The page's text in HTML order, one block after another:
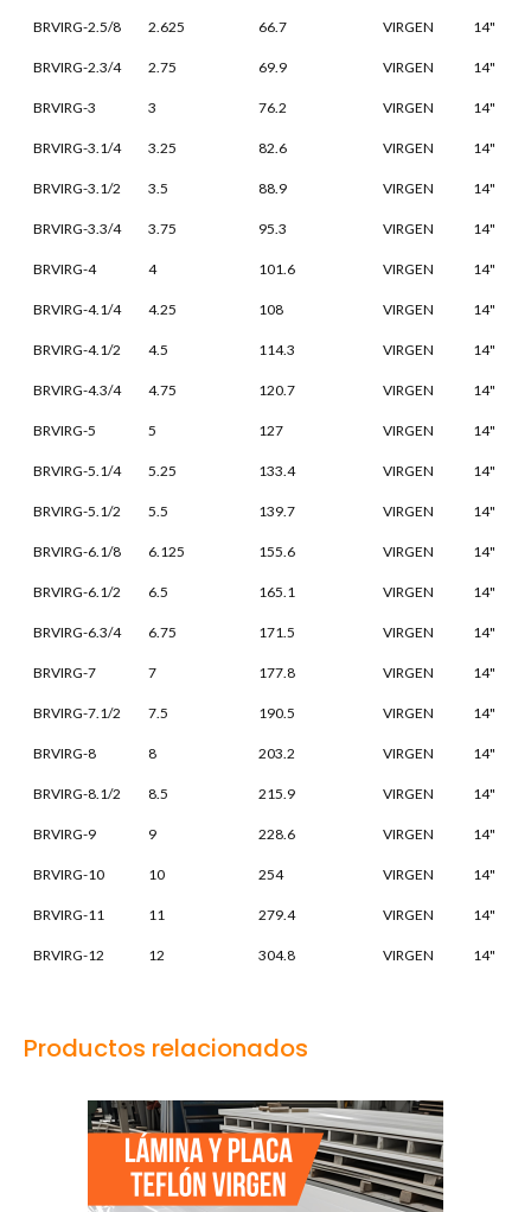
BRVIRG-2.5/8 2.625 66.7 VIRGEN 14"
BRVIRG-2.3/4 2.75 69.9 VIRGEN 14"
BRVIRG-3 3 76.2 VIRGEN 14"
BRVIRG-3.1/4 3.25 82.6 VIRGEN 14"
BRVIRG-3.1/2 3.5 88.9 VIRGEN 14"
BRVIRG-3.3/4 3.75 95.3 VIRGEN 14"
BRVIRG-4 4 101.6 VIRGEN 14"
BRVIRG-4.1/4 4.25 108 VIRGEN 14"
BRVIRG-4.1/2 4.5 114.3 VIRGEN 14"
BRVIRG-4.3/4 4.75 120.7 VIRGEN 14"
BRVIRG-5 5 127 VIRGEN 14"
BRVIRG-5.1/4 5.25 133.4 VIRGEN 14"
BRVIRG-5.1/2 5.5 139.7 VIRGEN 14"
BRVIRG-6.1/8 6.125 155.6 VIRGEN 14"
BRVIRG-6.1/2 6.5 165.1 VIRGEN 14"
BRVIRG-6.3/4 6.75 171.5 VIRGEN 14"
BRVIRG-7 7 177.8 VIRGEN 14"
BRVIRG-7.1/2 7.5 190.5 VIRGEN 14"
BRVIRG-8 8 203.2 VIRGEN 14"
BRVIRG-8.1/2 8.5 215.9 VIRGEN 14"
BRVIRG-9 9 228.6 VIRGEN 14"
BRVIRG-10 10 254 VIRGEN 14"
BRVIRG-11 11 279.4 VIRGEN 14"
BRVIRG-12 12 304.8 VIRGEN 14"
Productos relacionados